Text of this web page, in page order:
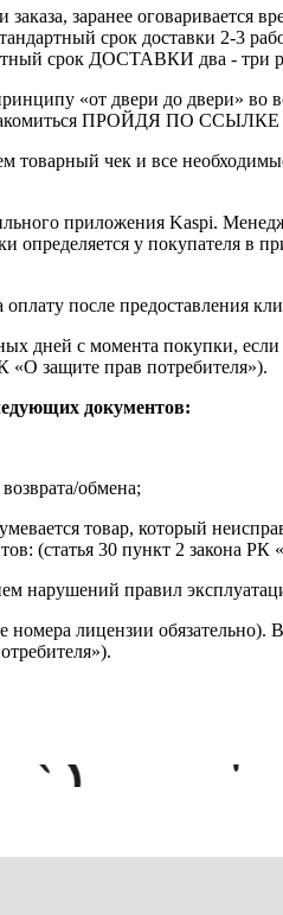
заранее оговаривается
срок доставки 2-3
срок ДОСТАВКИ два - три
«от двери до двери» во
ПРОЙДЯ ПО ССЫЛКЕ :
чек и все
приложения Kaspi.
у покупателя в
после предоставления
дней с момента покупки,
«О защите прав потребителя»).
документов:
обмена;
товар, который
(статья 30 пункт 2 закона РК
нарушений правил
лицензии обязательно).